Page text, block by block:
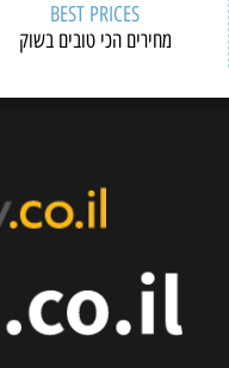
BEST PRICES
מחירים הכי טובים בשוק